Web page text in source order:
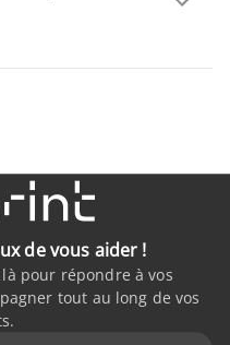
de vous aider !
pour répondre à vos
tout au long de vos